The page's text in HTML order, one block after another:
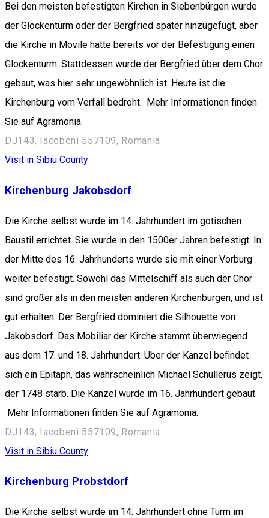
Bei den meisten befestigten Kirchen in Siebenbürgen wurde
der Glockenturm oder der Bergfried später hinzugefügt, aber
die Kirche in Movile hatte bereits vor der Befestigung einen
Glockenturm. Stattdessen wurde der Bergfried über dem Chor
gebaut, was hier sehr ungewöhnlich ist. Heute ist die
Kirchenburg vom Verfall bedroht. Mehr Informationen finden
Sie auf Agramonia.
DJ143, Iacobeni 557109, Romania
Visit in Sibiu County
Kirchenburg Jakobsdorf
Die Kirche selbst wurde im 14. Jahrhundert im gotischen
Baustil errichtet. Sie wurde in den 1500er Jahren befestigt. In
der Mitte des 16. Jahrhunderts wurde sie mit einer Vorburg
weiter befestigt. Sowohl das Mittelschiff als auch der Chor
sind größer als in den meisten anderen Kirchenburgen, und ist
gut erhalten. Der Bergfried dominiert die Silhouette von
Jakobsdorf. Das Mobiliar der Kirche stammt überwiegend
aus dem 17. und 18. Jahrhundert. Über der Kanzel befindet
sich ein Epitaph, das wahrscheinlich Michael Schullerus zeigt,
der 1748 starb. Die Kanzel wurde im 16. Jahrhundert gebaut.
Mehr Informationen finden Sie auf Agramonia.
DJ143, Iacobeni 557109, Romania
Visit in Sibiu County
Kirchenburg Probstdorf
Die Kirche selbst wurde im 14. Jahrhundert ohne Turm im